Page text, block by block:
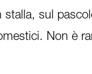
sul
Non è